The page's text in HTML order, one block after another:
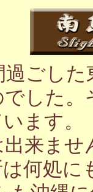
ごし
した
ます
来ま
何処